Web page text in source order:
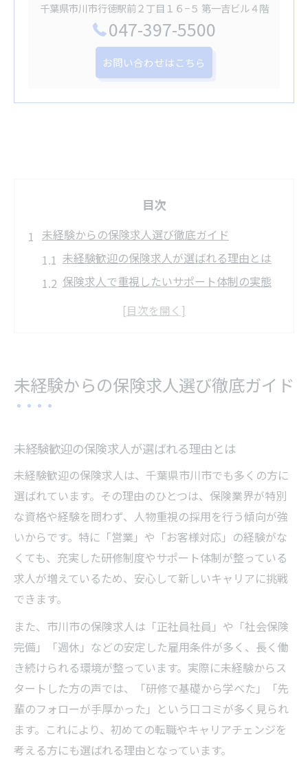
千葉県市川市行徳駅前２丁目１６−５ 第一吉ビル４階
047-397-5500
お問い合わせはこちら
目次
未経験からの保険求人選び徹底ガイド
未経験歓迎の保険求人が選ばれる理由とは
保険求人で重視したいサポート体制の実態
求人サイト活用で未経験から保険業界へ挑
市川市で理想の保険求人を見つける秘訣
保険求人探しで市川市ならではの強み活用
市川市で通勤しやすい保険求人の見分け方
地元市川市の保険求人で叶う理想の働き方
求人サイト利用で広がる保険分野の可能性
求人サイトで保険求人を効率よく探すコツ
保険求人の最新情報を求人サイトでチェッ
求人サイト活用で理想の保険求人に出会う
方法
求人サイトの機能で保険求人の比較が簡単
に
市川市の保険求人を求人サイトで絞り込む
方法
安心して始める保険業界の求人情報探し
未経験からの保険求人選び徹底ガイド
未経験歓迎の保険求人が選ばれる理由とは
未経験歓迎の保険求人は、千葉県市川市でも多くの方に
選ばれています。その理由のひとつは、保険業界が特別
な資格や経験を問わず、人物重視の採用を行う傾向が強
いからです。特に「営業」や「お客様対応」の経験がな
くても、充実した研修制度やサポート体制が整っている
求人が増えているため、安心して新しいキャリアに挑戦
できます。
また、市川市の保険求人は「正社員社員」や「社会保険
完備」「週休」などの安定した雇用条件が多く、長く働
き続けられる環境が整っています。実際に未経験からス
タートした方の声では、「研修で基礎から学べた」「先
輩のフォローが手厚かった」という口コミが多く見られ
ます。これにより、初めての転職やキャリアチェンジを
考える方にも選ばれる理由となっています。